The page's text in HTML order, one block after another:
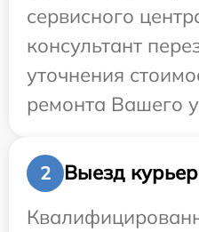
сервисного
консультант
уточнения
ремонта Вашего
2
Выезд